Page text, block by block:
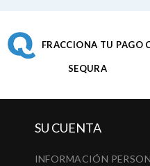
FRACCIONA TU PAGO
SEQURA
SU CUENTA
INFORMACIÓN